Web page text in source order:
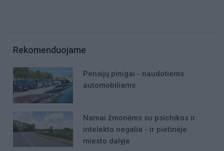
Rekomenduojame
Pensijų pinigai - naudotiems
automobiliams
Namai žmonėms su psichikos ir
intelekto negalia - ir pietinėje
miesto dalyje